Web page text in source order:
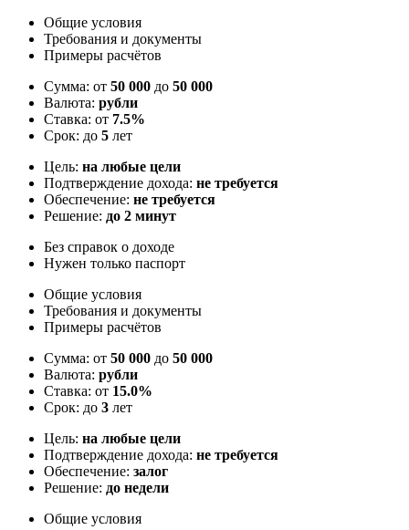
Общие условия
Требования и документы
Примеры расчётов
Сумма: от 50 000 до 50 000
Валюта: рубли
Ставка: от 7.5%
Срок: до 5 лет
Цель: на любые цели
Подтверждение дохода: не требуется
Обеспечение: не требуется
Решение: до 2 минут
Без справок о доходе
Нужен только паспорт
Общие условия
Требования и документы
Примеры расчётов
Сумма: от 50 000 до 50 000
Валюта: рубли
Ставка: от 15.0%
Срок: до 3 лет
Цель: на любые цели
Подтверждение дохода: не требуется
Обеспечение: залог
Решение: до недели
Общие условия